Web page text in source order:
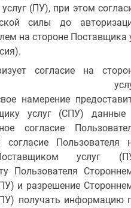
(ПУ), при этом
силы до
на стороне Поставщика
согласие на
намерение
услуг (СПУ)
согласие
согласие Пользователя
услуг
Пользователя
и разрешение
получать информацию